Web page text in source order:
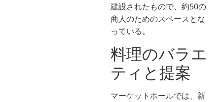
建設されたもので、約50の
商人のためのスペースとな
っている。
料理のバラエ
ティと提案
マーケットホールでは、新